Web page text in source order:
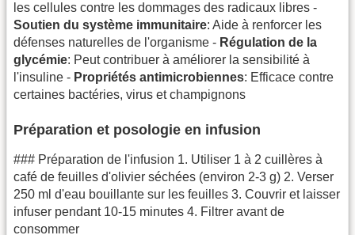
les cellules contre les dommages des radicaux libres -
Soutien du système immunitaire: Aide à renforcer les
défenses naturelles de l'organisme - Régulation de la
glycémie: Peut contribuer à améliorer la sensibilité à
l'insuline - Propriétés antimicrobiennes: Efficace contre
certaines bactéries, virus et champignons
Préparation et posologie en infusion
### Préparation de l'infusion 1. Utiliser 1 à 2 cuillères à
café de feuilles d'olivier séchées (environ 2-3 g) 2. Verser
250 ml d'eau bouillante sur les feuilles 3. Couvrir et laisser
infuser pendant 10-15 minutes 4. Filtrer avant de
consommer